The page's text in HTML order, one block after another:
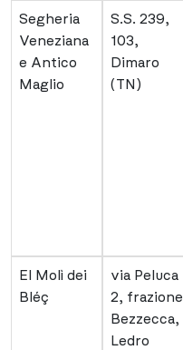
Segheria
Veneziana
e Antico
Maglio
S.S. 239,
103,
Dimaro
(TN)
El Molì dei
Bléç
via Peluca
2, frazione
Bezzecca,
Ledro